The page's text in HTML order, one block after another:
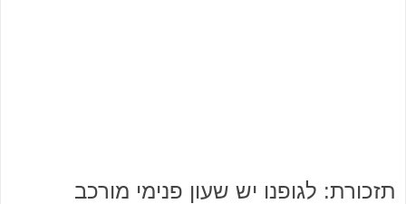
תזכורת: לגופנו יש שעון פנימי מורכב